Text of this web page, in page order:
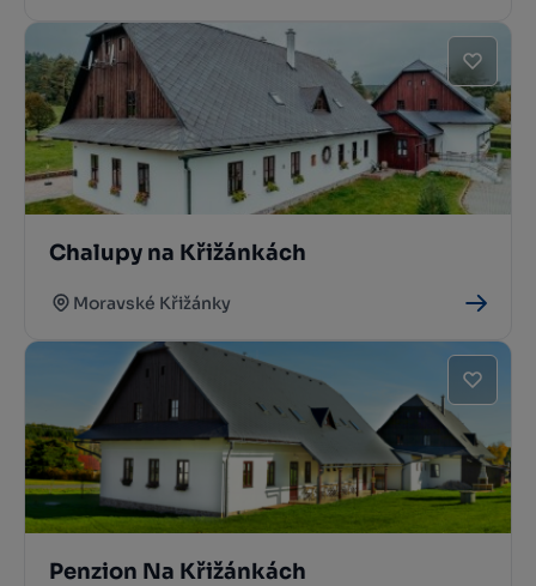
Chalupy na Křižánkách
Moravské Křižánky
Penzion Na Křižánkách